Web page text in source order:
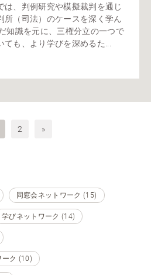
は、判例研究や模擬裁判を通じ
所（司法）のケースを深く学ん
知識を元に、三権分立の一つで
ても、より学びを深めるた...
2 »
同窓会ネットワーク (15)
学びネットワーク (14)
ーク (10)